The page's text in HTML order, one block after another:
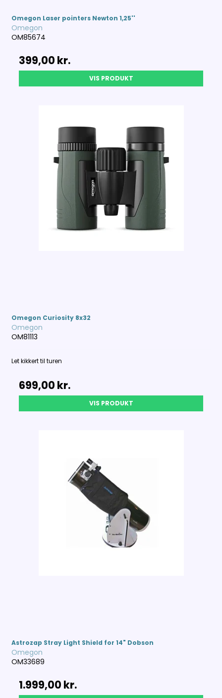
Omegon Laser pointers Newton 1,25''
Omegon
OM85674
399,00 kr.
VIS PRODUKT
Omegon Curiosity 8x32
Omegon
OM81113
Let kikkert til turen
699,00 kr.
VIS PRODUKT
Astrozap Stray Light Shield for 14" Dobson
Omegon
OM33689
1.999,00 kr.